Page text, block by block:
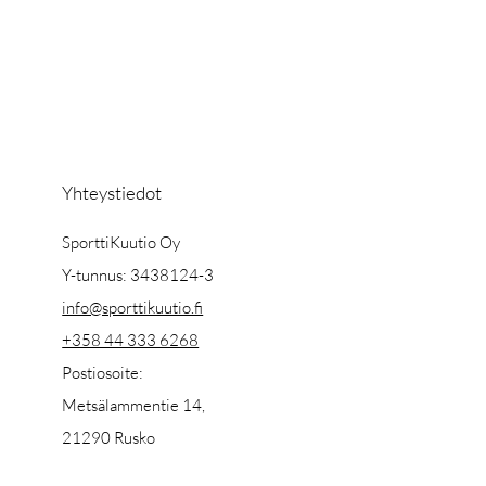
Yhteystiedot
SporttiKuutio Oy
Y-tunnus: 3438124-3
info@sporttikuutio.fi
+358 44 333 6268
Postiosoite:
Metsälammentie 14,
21290 Rusko